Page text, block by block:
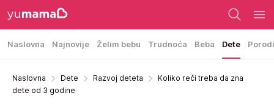
Naslovna Najnovije Želim bebu Trudnoća Beba Dete
Naslovna Dete Razvoj deteta
Koliko reči treba da zna
dete od 3 godine